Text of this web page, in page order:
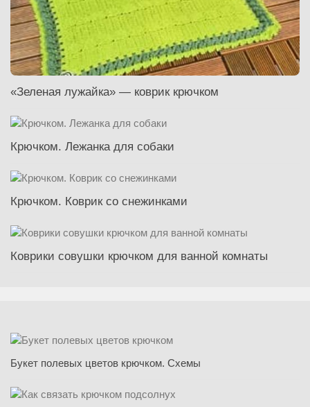
«Зеленая лужайка» — коврик крючком
Крючком. Лежанка для собаки
Крючком. Коврик со снежинками
Коврики совушки крючком для ванной комнаты
Букет полевых цветов крючком. Схемы